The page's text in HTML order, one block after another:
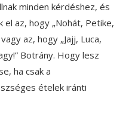
minden kérdéshez, és
el az, hogy „Nohát, Petike,
az, hogy „Jajj, Luca,
Botrány. Hogy lesz
ha csak a
ételek iránti